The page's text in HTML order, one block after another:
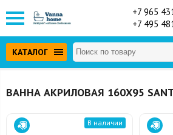
+7 965
+7 495
КАТАЛОГ
ВАННА АКРИЛОВАЯ 160Х95
В наличии